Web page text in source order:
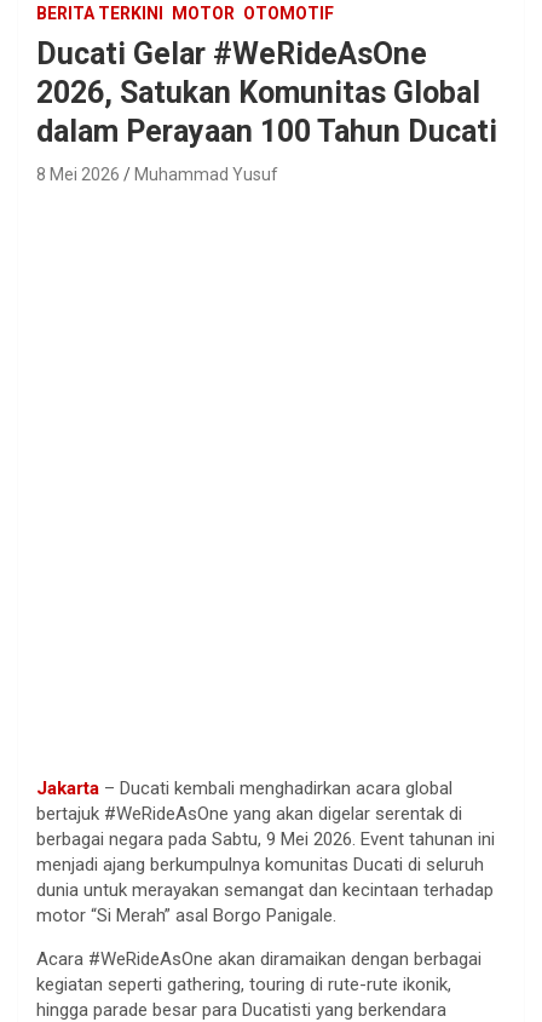
BERITA TERKINI MOTOR OTOMOTIF
Ducati Gelar #WeRideAsOne
2026, Satukan Komunitas Global
dalam Perayaan 100 Tahun Ducati
8 Mei 2026 Muhammad Yusuf
Jakarta – Ducati kembali menghadirkan acara global
bertajuk #WeRideAsOne yang akan digelar serentak di
berbagai negara pada Sabtu, 9 Mei 2026. Event tahunan ini
menjadi ajang berkumpulnya komunitas Ducati di seluruh
dunia untuk merayakan semangat dan kecintaan terhadap
motor “Si Merah” asal Borgo Panigale.
Acara #WeRideAsOne akan diramaikan dengan berbagai
kegiatan seperti gathering, touring di rute-rute ikonik,
hingga parade besar para Ducatisti yang berkendara